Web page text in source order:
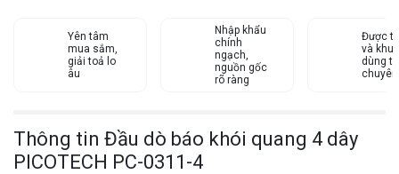
Yên tâm
mua sắm,
giải toả lo
âu
Nhập khẩu
chính
ngạch,
nguồn gốc
rõ ràng
Được
và
dùng từ
Thông tin Đầu dò báo khói quang 4 dây
PICOTECH PC-0311-4